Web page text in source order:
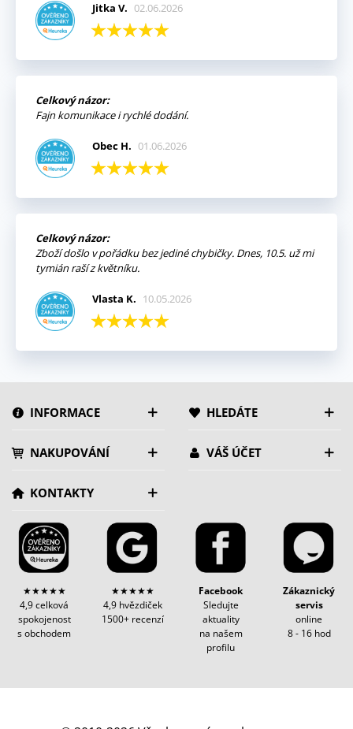
Jitka V. 02.06.2026
Celkový názor:
Fajn komunikace i rychlé dodání.
Obec H. 01.06.2026
Celkový názor:
Zboží došlo v pořádku bez jediné chybičky. Dnes, 10.5. už mi
tymián raší z květníku.
Vlasta K. 10.05.2026
INFORMACE HLEDÁTE
NAKUPOVÁNÍ VÁŠ ÚČET
KONTAKTY
★★★★★
4,9 celková
spokojenost
s obchodem
★★★★★
4,9 hvězdiček
1500+ recenzí
Facebook
Sledujte
aktuality
na našem
profilu
Zákaznický
servis
online
8 - 16 hod